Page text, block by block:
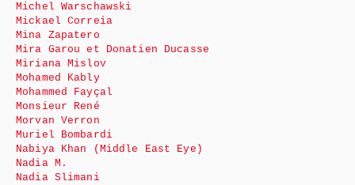
Michel Warschawski
Mickael Correia
Mina Zapatero
Mira Garou et Donatien Ducasse
Miriana Mislov
Mohamed Kably
Mohammed Fayçal
Monsieur René
Morvan Verron
Muriel Bombardi
Nabiya Khan (Middle East Eye)
Nadia M.
Nadia Slimani